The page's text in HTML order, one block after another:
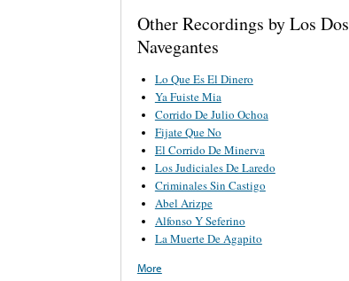
Other Recordings by Los Dos
Navegantes
Lo Que Es El Dinero
Ya Fuiste Mia
Corrido De Julio Ochoa
Fijate Que No
El Corrido De Minerva
Los Judiciales De Laredo
Criminales Sin Castigo
Abel Arizpe
Alfonso Y Seferino
La Muerte De Agapito
More